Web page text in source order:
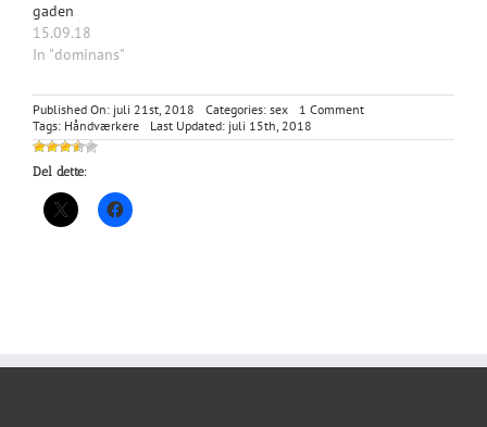
gaden
15.09.18
In "dominans"
Published On: juli 21st, 2018 Categories: sex 1 Commenton
Tags: Håndværkere Last Updated: juli 15th, 2018
Del dette: